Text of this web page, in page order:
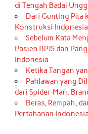
di Tengah Badai
Dari Gunting Pita
Konstruksi Indonesia
Sebelum Kata
Pasien BPJS dan
Indonesia
Ketika Tangan
Pahlawan yang
dari Spider-Man:
Beras, Rempah,
Pertahanan Indonesia